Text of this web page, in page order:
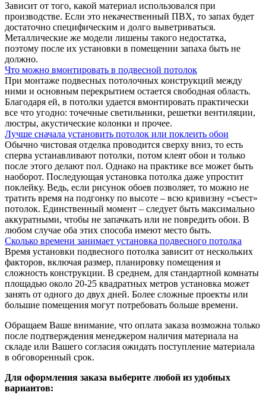
Зависит от того, какой материал использовался при
производстве. Если это некачественный ПВХ, то запах будет
достаточно специфическим и долго выветриваться.
Металлические же модели лишены такого недостатка,
поэтому после их установки в помещении запаха быть не
должно.
Что можно вмонтировать в подвесной потолок
При монтаже подвесных потолочных конструкций между
ними и основным перекрытием остается свободная область.
Благодаря ей, в потолки удается вмонтировать практически
все что угодно: точечные светильники, решетки вентиляции,
люстры, акустические колонки и прочее.
Лучше сначала установить потолок или поклеить обои
Обычно чистовая отделка проводится сверху вниз, то есть
сперва устанавливают потолки, потом клеят обои и только
после этого делают пол. Однако на практике все может быть
наоборот. Последующая установка потолка даже упростит
поклейку. Ведь, если рисунок обоев позволяет, то можно не
тратить время на подгонку по высоте – всю кривизну «съест»
потолок. Единственный момент – следует быть максимально
аккуратными, чтобы не запачкать или не повредить обои. В
любом случае оба этих способа имеют место быть.
Сколько времени занимает установка подвесного потолка
Время установки подвесного потолка зависит от нескольких
факторов, включая размер, планировку помещения и
сложность конструкции. В среднем, для стандартной комнаты
площадью около 20-25 квадратных метров установка может
занять от одного до двух дней. Более сложные проекты или
большие помещения могут потребовать больше времени.
Обращаем Ваше внимание, что оплата заказа возможна только
после подтверждения менеджером наличия материала на
складе или Вашего согласия ожидать поступление материала
в обговоренный срок.
Для оформления заказа выберите любой из удобных
вариантов: